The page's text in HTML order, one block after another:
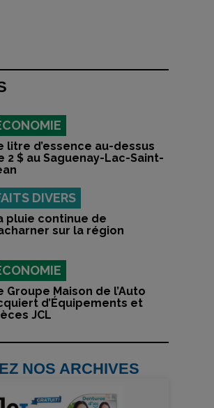
litre d’essence au-dessus
2 $ au Saguenay-Lac-Saint-
DIVERS
pluie continue de
sur la région
Groupe Maison de l’Auto
d’Équipements et
JCL
NOS ARCHIVES